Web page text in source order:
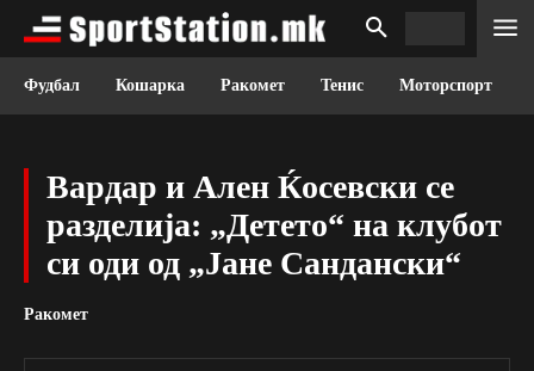
Фудбал Кошарка Ракомет Тенис Моторспорт
Вардар и Ален Ќосевски се
разделија: „Детето“ на клубот
си оди од „Јане Сандански“
Ракомет